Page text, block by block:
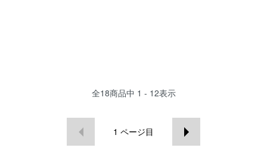
全18商品中 1 - 12表示
1 ページ目